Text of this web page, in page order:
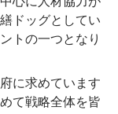
ドッグとしてい
トの一つとなり
に求めています
て戦略全体を皆